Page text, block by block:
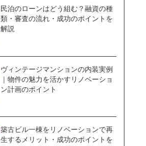
民泊のローンはどう組む？融資の種
類・審査の流れ・成功のポイントを
解説
ヴィンテージマンションの内装実例
｜物件の魅力を活かすリノベーショ
ン計画のポイント
築古ビル一棟をリノベーションで再
生するメリット・成功のポイントを